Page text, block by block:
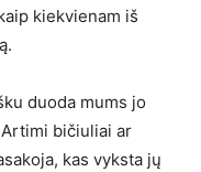
kiekvienam iš
duoda mums jo
bičiuliai ar
kas vyksta jų